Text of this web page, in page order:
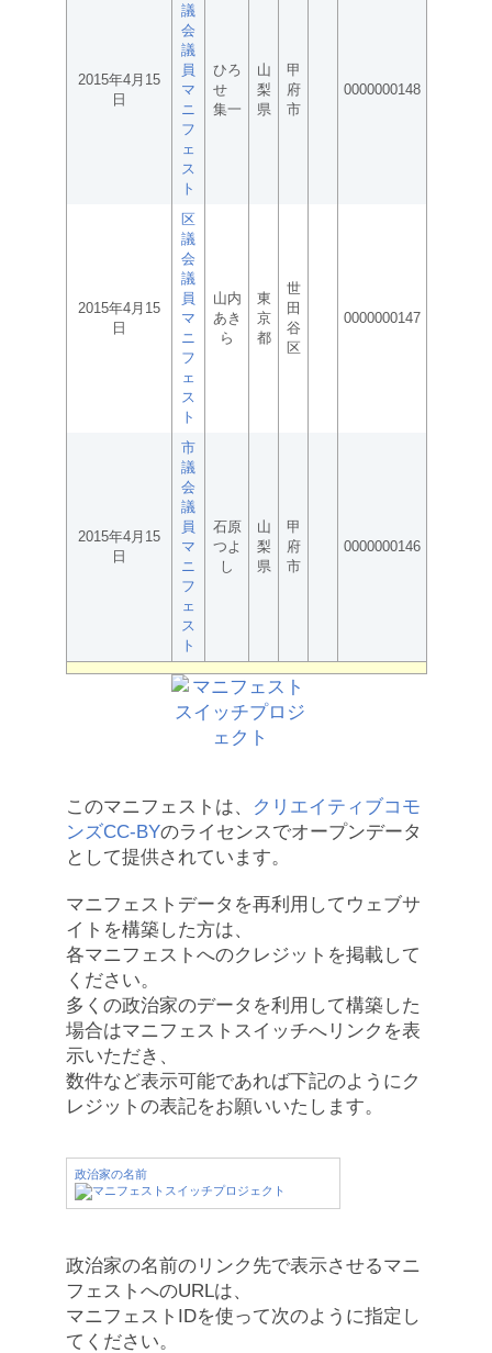
2015年4月15
日
議
会
議
員
マ
ニ
フ
ェ
ス
ト
ひろ
せ
集一
山
梨
県
甲
府
市
0000000148
2015年4月15
日
区
議
会
議
員
マ
ニ
フ
ェ
ス
ト
山内
あき
ら
東
京
都
世
田
谷
区
0000000147
2015年4月15
日
市
議
会
議
員
マ
ニ
フ
ェ
ス
ト
石原
つよ
し
山
梨
県
甲
府
市
0000000146
このマニフェストは、
クリエイティブコモ
ンズCC-BYのライセンスでオープンデータ
として提供されています。
マニフェストデータを再利用してウェブサ
イトを構築した方は、
各マニフェストへのクレジットを掲載して
ください。
多くの政治家のデータを利用して構築した
場合はマニフェストスイッチへリンクを表
示いただき、
数件など表示可能であれば下記のようにク
レジットの表記をお願いいたします。
政治家の名前
政治家の名前のリンク先で表示させるマニ
フェストへのURLは、
マニフェストIDを使って次のように指定し
てください。